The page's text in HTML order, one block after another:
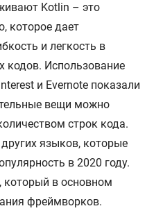
Kotlin – это
которое дает
и легкость в
кодов. Использование
и Evernote показали
вещи можно
строк кода.
языков, которые
в 2020 году.
который в основном
фреймворков.